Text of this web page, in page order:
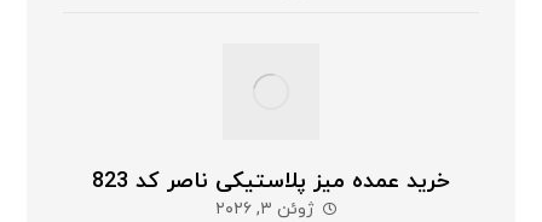
خرید عمده میز پلاستیکی ناصر کد 823
ژوئن ۳, ۲۰۲۶